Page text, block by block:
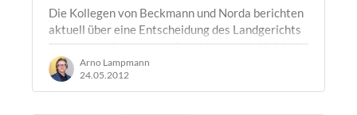
Die Kollegen von Beckmann und Norda berichten
aktuell über eine Entscheidung des Landgerichts
Hamburg (LG Hamburg, Beschluss v. 21.09.2011,
Az. 312 O 494/11). Das Gericht…
Arno Lampmann
24.05.2012